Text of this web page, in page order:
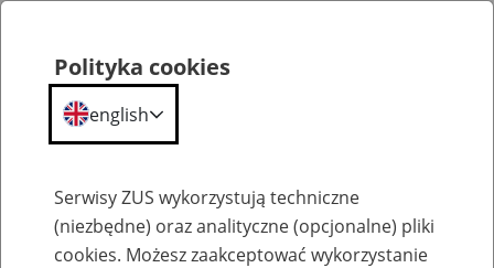
Szkolenia
Polityka cookies
english
Serwisy ZUS wykorzystują techniczne
(niezbędne) oraz analityczne (opcjonalne) pliki
cookies. Możesz zaakceptować wykorzystanie